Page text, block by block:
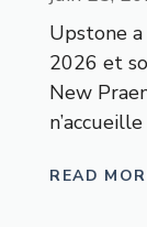
Upstone
2026 et
New
READ